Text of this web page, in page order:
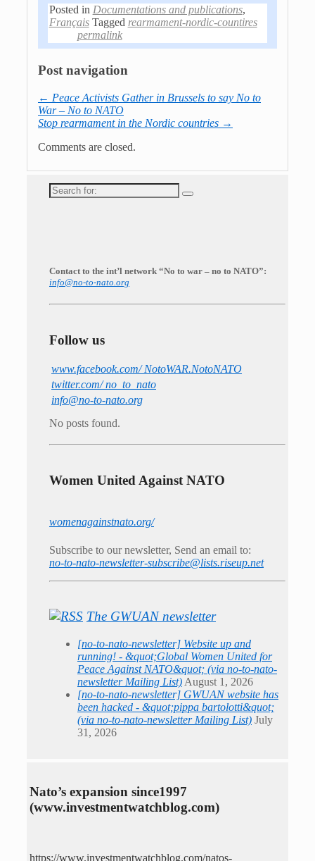
Posted in Documentations and publications,
Français Tagged rearmament-nordic-countires
permalink
Post navigation
← Peace Activists Gather in Brussels to say No to
War – No to NATO
Stop rearmament in the Nordic countries →
Comments are closed.
Search
for:
Contact to the int’l network “No to war – no to NATO”:
info@no-to-nato.org
Follow us
www.facebook.com/ NotoWAR.NotoNATO
twitter.com/ no_to_nato
info@no-to-nato.org
No posts found.
Women United Against NATO
womenagainstnato.org/
Subscribe to our newsletter, Send an email to:
no-to-nato-newsletter-subscribe@lists.riseup.net
The GWUAN newsletter
[no-to-nato-newsletter] Website up and
running! - &quot;Global Women United for
Peace Against NATO&quot; (via no-to-nato-
newsletter Mailing List) August 1, 2026
[no-to-nato-newsletter] GWUAN website has
been hacked - &quot;pippa bartolotti&quot;
(via no-to-nato-newsletter Mailing List) July
31, 2026
Nato’s expansion since1997
(www.investmentwatchblog.com)
https://www.investmentwatchblog.com/natos-